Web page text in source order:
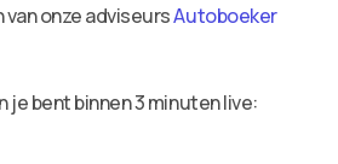
onze adviseursAutoboeker
je bent binnen 3 minuten live: